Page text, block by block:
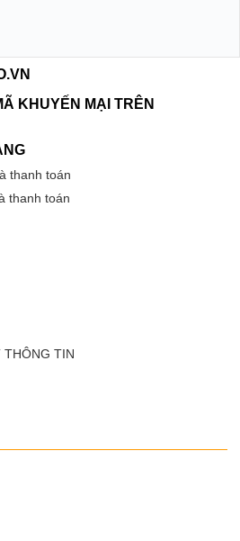
KHUYẾN MẠI TRÊN
thanh toán
thanh toán
THÔNG TIN